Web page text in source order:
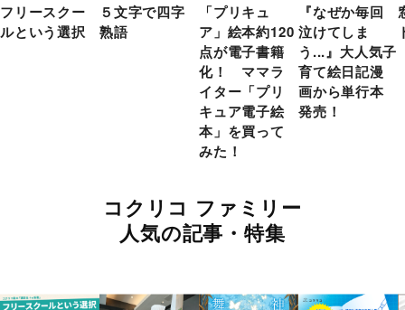
フリースクー
ルという選択
５文字で四字
熟語
「プリキュ
ア」絵本約120
点が電子書籍
化！ ママラ
イター「プリ
キュア電子絵
本」を買って
みた！
『なぜか毎回
泣けてしま
う...』大人気子
育て絵日記漫
画から単行本
発売！
コクリコ ファミリー
人気の記事・特集